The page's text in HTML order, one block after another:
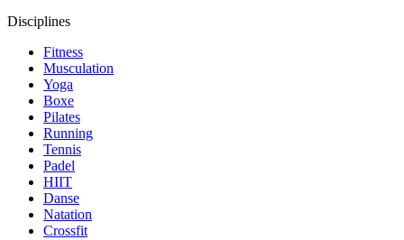
Disciplines
Fitness
Musculation
Yoga
Boxe
Pilates
Running
Tennis
Padel
HIIT
Danse
Natation
Crossfit